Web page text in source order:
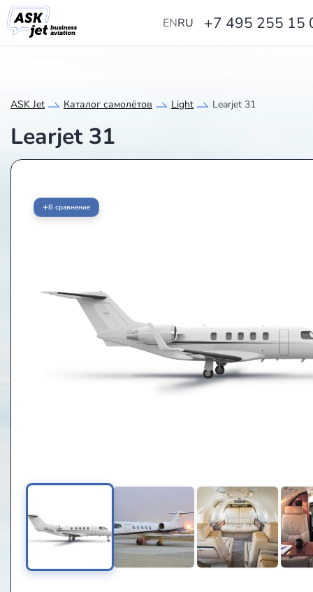
ENRU +7 495 255 15
ASK Jet Каталог самолётов Light Learjet 31
Learjet 31
+В сравнение